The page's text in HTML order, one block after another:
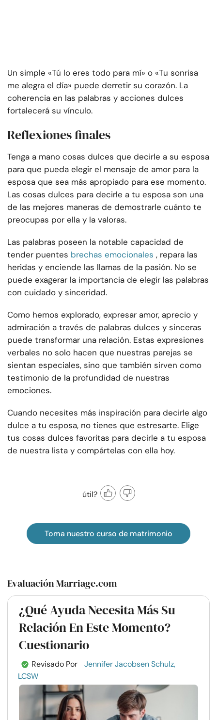
Un simple «Tú lo eres todo para mí» o «Tu sonrisa
me alegra el día» puede derretir su corazón. La
coherencia en las palabras y acciones dulces
fortalecerá su vínculo.
Reflexiones finales
Tenga a mano cosas dulces que decirle a su esposa
para que pueda elegir el mensaje de amor para la
esposa que sea más apropiado para ese momento.
Las cosas dulces para decirle a tu esposa son una
de las mejores maneras de demostrarle cuánto te
preocupas por ella y la valoras.
Las palabras poseen la notable capacidad de
tender puentes brechas emocionales , repara las
heridas y enciende las llamas de la pasión. No se
puede exagerar la importancia de elegir las palabras
con cuidado y sinceridad.
Como hemos explorado, expresar amor, aprecio y
admiración a través de palabras dulces y sinceras
puede transformar una relación. Estas expresiones
verbales no solo hacen que nuestras parejas se
sientan especiales, sino que también sirven como
testimonio de la profundidad de nuestras
emociones.
Cuando necesites más inspiración para decirle algo
dulce a tu esposa, no tienes que estresarte. Elige
tus cosas dulces favoritas para decirle a tu esposa
de nuestra lista y compártelas con ella hoy.
útil?
Toma nuestro curso de matrimonio
Evaluación Marriage.com
¿Qué Ayuda Necesita Más Su
Relación En Este Momento?
Cuestionario
Revisado Por
Jennifer Jacobsen Schulz,
LCSW